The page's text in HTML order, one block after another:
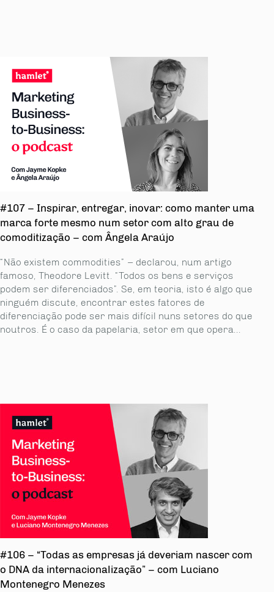
#107 – Inspirar, entregar, inovar: como manter uma
marca forte mesmo num setor com alto grau de
comoditização – com Ângela Araújo
“Não existem commodities” – declarou, num artigo
famoso, Theodore Levitt. “Todos os bens e serviços
podem ser diferenciados”. Se, em teoria, isto é algo que
ninguém discute, encontrar estes fatores de
diferenciação pode ser mais difícil nuns setores do que
noutros. É o caso da papelaria, setor em que opera...
#106 – “Todas as empresas já deveriam nascer com
o DNA da internacionalização” – com Luciano
Montenegro Menezes